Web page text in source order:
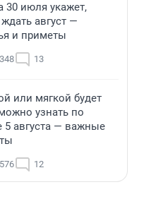
30 июля укажет,
август —
и приметы
13
или мягкой будет
узнать по
5 августа — важные
12